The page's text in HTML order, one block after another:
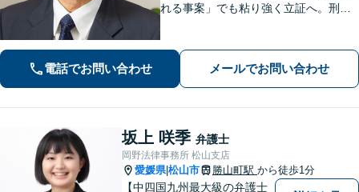
れる事案」でも粘り強く立証へ。刑事
対応。丁寧な説明とヒアリングで、問
題解決に尽力します。
電話でお問い合わせ メールでお問い合わせ
坂上 咲季 弁護士
岡野法律事務所 松山支店
愛媛県|松山市 勝山町駅 から徒歩1分
【中四国九州最大級の弁護士